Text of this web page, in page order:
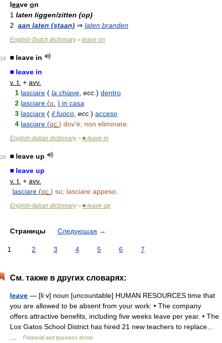
leave on
1 laten liggen/zitten (op)
2 aan laten (staan) ⇒ laten branden
English-Dutch dictionary> leave on
19
■ leave in
■ leave in
v. t. + avv.
1 lasciare ( la chiave ecc. ) dentro
2 lasciare (q. ) in casa
3 lasciare ( il fuoco ecc. ) acceso
4 lasciare (qc. ) dov'è; non eliminare.
English-Italian dictionary> ■ leave in
20
■ leave up
■ leave up
v. t. + avv.
lasciare (qc. ) su; lasciare appeso.
English-Italian dictionary> ■ leave up
Страницы Следующая →
1 2 3 4 5 6 7
См. также в других словарях:
leave — [liːv] noun [uncountable] HUMAN RESOURCES time that
you are allowed to be absent from your work: • The company
offers attractive benefits, including five weeks leave per year. • The
Los Gatos School District has hired 21 new teachers to replace…
Financial and business terms